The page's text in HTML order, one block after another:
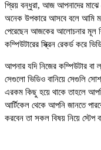
প্রিয় বন্ধুরা, আজ আপনাদের মাঝে
অনেক উপকারে আসবে বলে আমি
পেরেছেন আজকের আলোচনার মূল
কম্পিউটারের স্ক্রিন রেকর্ড করে
আপনার যদি নিজের কম্পিউটার বা
সেগুলো ভিডিও বানিয়ে সেগুলি
এরকম কিছু হয়ে থাকে তাহলে
আর্টিকেল থেকে আপনি জানতে
করবেন তা সকল বিষয় নিয়ে স্টেপ